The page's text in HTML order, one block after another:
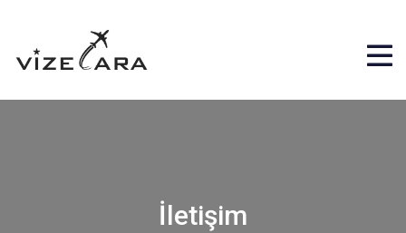
İletişim